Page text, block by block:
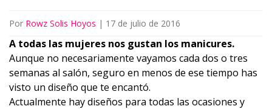
Por Rowz Solis Hoyos | 17 de julio de 2016
A todas las mujeres nos gustan los manicures.
Aunque no necesariamente vayamos cada dos o tres
semanas al salón, seguro en menos de ese tiempo has
visto un diseño que te encantó.
Actualmente hay diseños para todas las ocasiones y